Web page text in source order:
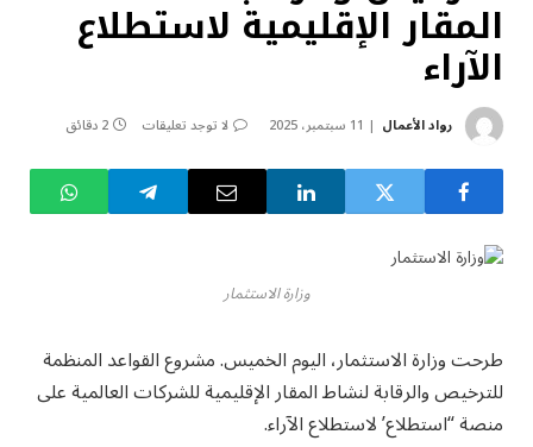
المقار الإقليمية لاستطلاع
الآراء
رواد الأعمال 11 سبتمبر، 2025 لا توجد تعليقات 2 دقائق
وزارة الاستثمار
طرحت وزارة الاستثمار، اليوم الخميس. مشروع القواعد المنظمة
للترخيص والرقابة لنشاط المقار الإقليمية للشركات العالمية على
منصة “استطلاع’ لاستطلاع الآراء.